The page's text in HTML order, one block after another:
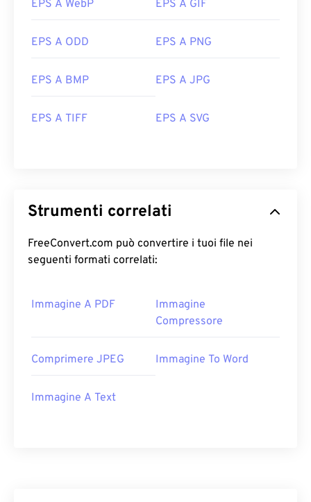
EPS A WebP EPS A GIF
EPS A ODD EPS A PNG
EPS A BMP EPS A JPG
EPS A TIFF EPS A SVG
Strumenti correlati
FreeConvert.com può convertire i tuoi file nei
seguenti formati correlati:
Immagine A PDF
Immagine
Compressore
Comprimere JPEG Immagine To Word
Immagine A Text